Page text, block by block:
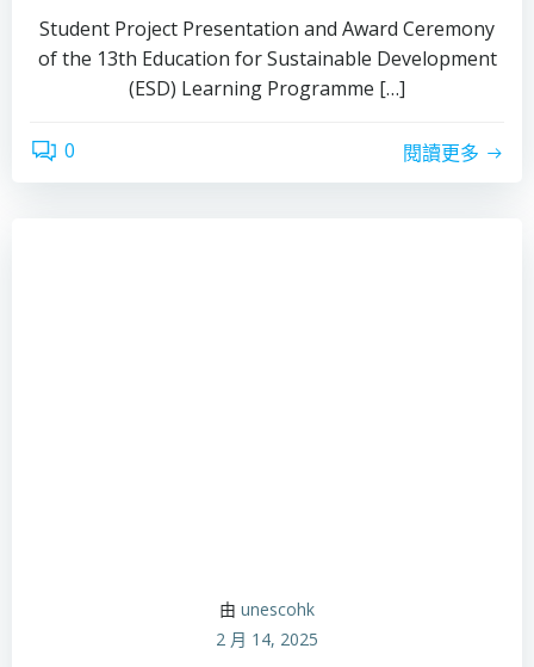
Student Project Presentation and Award Ceremony
of the 13th Education for Sustainable Development
(ESD) Learning Programme […]
0 閱讀更多
由 unescohk
2 月 14, 2025